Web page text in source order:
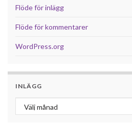
Flöde för inlägg
Flöde för kommentarer
WordPress.org
INLÄGG
Inlägg